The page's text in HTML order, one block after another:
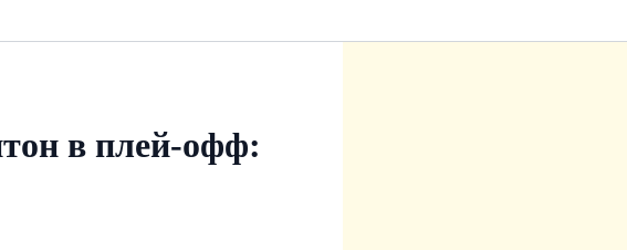
в плей-офф: